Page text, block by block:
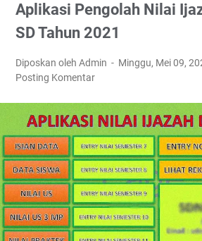
Aplikasi Pengolah Nilai
SD Tahun 2021
Diposkan oleh Admin
Minggu, Mei 09,
Posting Komentar